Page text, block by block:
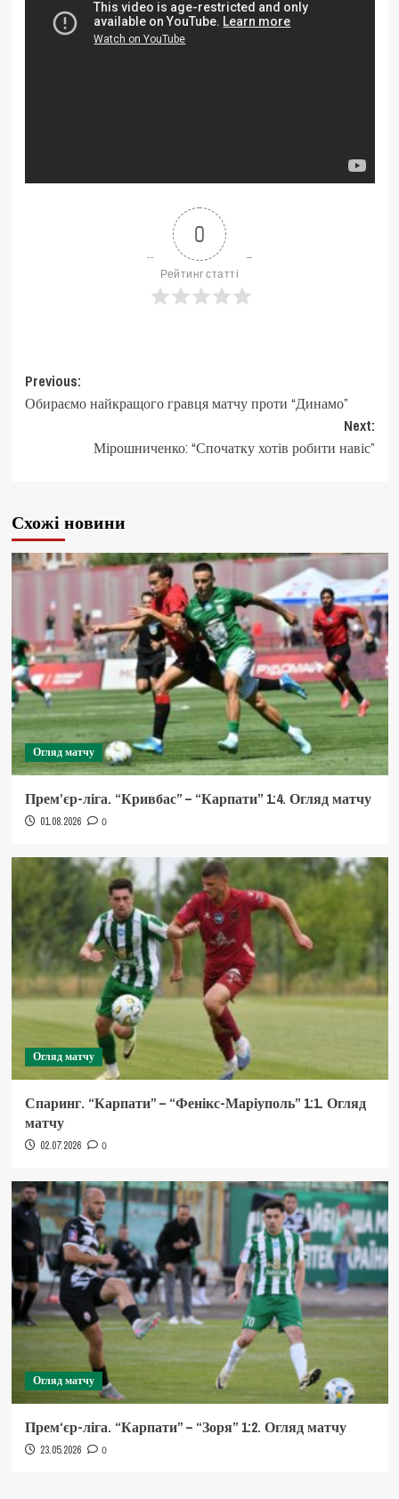
0
Рейтинг статті
Post
navigation
Previous:
Обираємо найкращого гравця матчу проти “Динамо”
Next:
Мірошниченко: “Спочатку хотів робити навіс”
Схожі новини
Огляд матчу
Прем’єр-ліга. “Кривбас” – “Карпати” 1:4. Огляд матчу
01.08.2026 0
Огляд матчу
Спаринг. “Карпати” – “Фенікс-Маріуполь” 1:1. Огляд
матчу
02.07.2026 0
Огляд матчу
Прем‘єр-ліга. “Карпати” – “Зоря” 1:2. Огляд матчу
23.05.2026 0